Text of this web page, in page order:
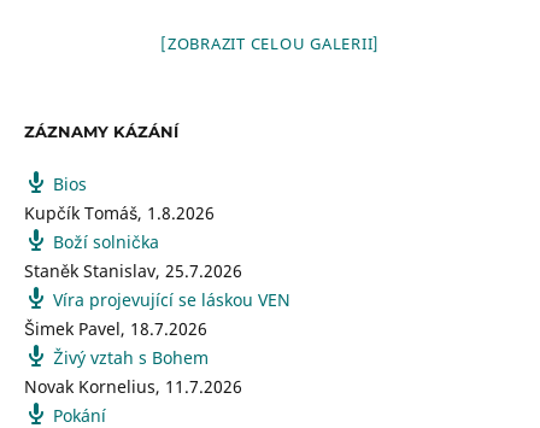
[ZOBRAZIT CELOU GALERII]
ZÁZNAMY KÁZÁNÍ
Bios
Kupčík Tomáš, 1.8.2026
Boží solnička
Staněk Stanislav, 25.7.2026
Víra projevující se láskou VEN
Šimek Pavel, 18.7.2026
Živý vztah s Bohem
Novak Kornelius, 11.7.2026
Pokání